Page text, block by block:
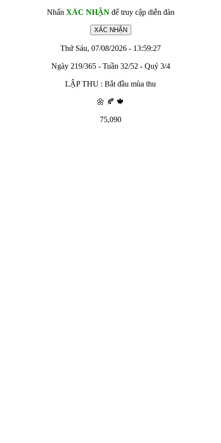
Nhấn XÁC NHẬNđể truy cập diễn đàn
Thứ Sáu, 07/08/2026 - 13:59:27
Ngày 219/365 - Tuần 32/52 - Quý 3/4
LẬP THU : Bắt đầu mùa thu
🌼 🍂 🍁
75,090